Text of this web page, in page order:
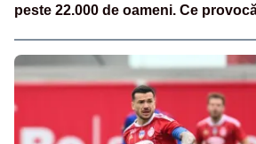
peste 22.000 de oameni. Ce